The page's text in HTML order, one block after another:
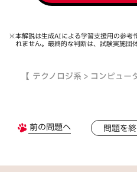
※本解説は生成AIによる学習支援用の参考
れません。最終的な判断は、試験実施団
テクノロジ系 > コンピュー
前の問題へ 問題を